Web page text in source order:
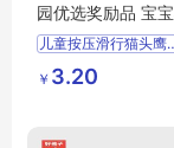
园优选奖励品 宝
儿童按压
幼儿园奖励品义乌
玩具地摊
￥ 3.20